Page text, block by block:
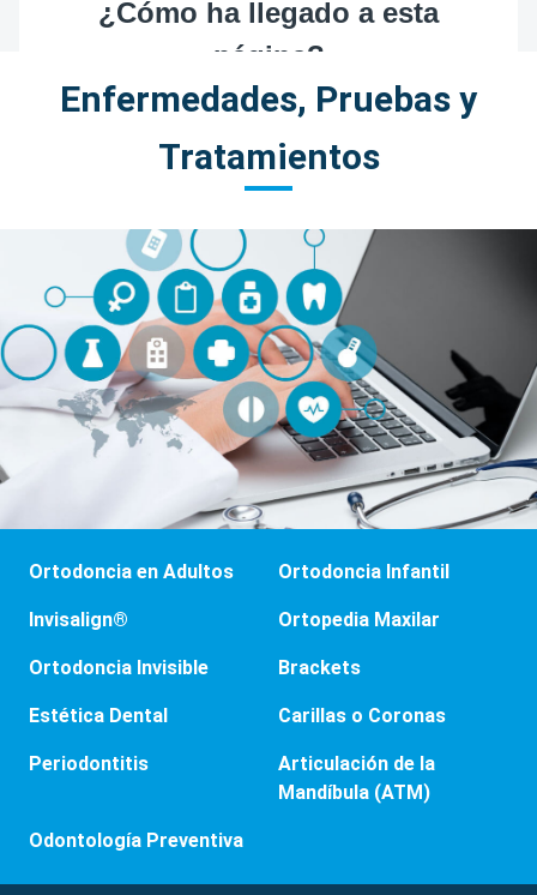
Enfermedades, Pruebas y
Tratamientos
Ortodoncia en Adultos Ortodoncia Infantil
Invisalign® Ortopedia Maxilar
Ortodoncia Invisible Brackets
Estética Dental Carillas o Coronas
Periodontitis
Articulación de la
Mandíbula (ATM)
Odontología Preventiva